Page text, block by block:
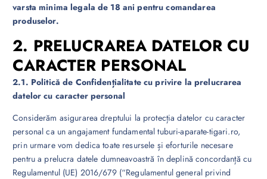
varsta minima legala de 18 ani pentru comandarea
produselor.
2. PRELUCRAREA DATELOR CU
CARACTER PERSONAL
2.1. Politică de Confidențialitate cu privire la prelucrarea
datelor cu caracter personal
Considerăm asigurarea dreptului la protecția datelor cu caracter
personal ca un angajament fundamental tuburi-aparate-tigari.ro,
prin urmare vom dedica toate resursele și eforturile necesare
pentru a prelucra datele dumneavoastră în deplină concordanță cu
Regulamentul (UE) 2016/679 (“Regulamentul general privind